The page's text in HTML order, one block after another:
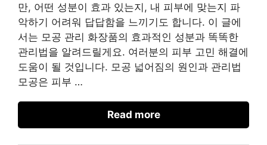
만, 어떤 성분이 효과 있는지, 내 피부에 맞는지 파
악하기 어려워 답답함을 느끼기도 합니다. 이 글에
서는 모공 관리 화장품의 효과적인 성분과 똑똑한
관리법을 알려드릴게요. 여러분의 피부 고민 해결에
도움이 될 것입니다. 모공 넓어짐의 원인과 관리법
모공은 피부 …
Read more